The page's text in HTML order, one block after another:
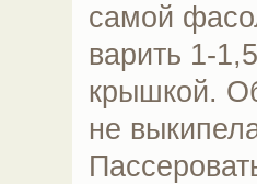
самой
варить 1-
крышкой.
не